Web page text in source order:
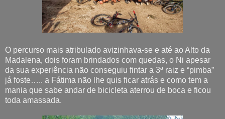
O percurso mais atribulado avizinhava-se e até ao Alto da
Madalena, dois foram brindados com quedas, o Ni apesar
da sua experiência não conseguiu fintar a 3ª raiz e “pimba”
já foste….. a Fátima não lhe quis ficar atrás e como tem a
mania que sabe andar de bicicleta aterrou de boca e ficou
toda amassada.